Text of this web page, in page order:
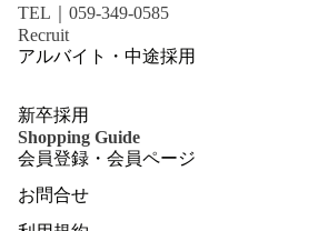
TEL｜059-349-0585
Recruit
アルバイト・中途採用
新卒採用
Shopping Guide
会員登録・会員ページ
お問合せ